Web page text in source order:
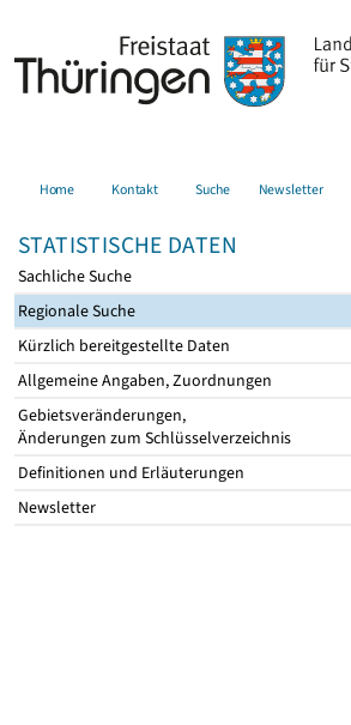
Home Kontakt Suche Newsletter
STATISTISCHE DATEN
Sachliche Suche
Regionale Suche
Kürzlich bereitgestellte Daten
Allgemeine Angaben, Zuordnungen
Gebietsveränderungen,
Änderungen zum Schlüsselverzeichnis
Definitionen und Erläuterungen
Newsletter